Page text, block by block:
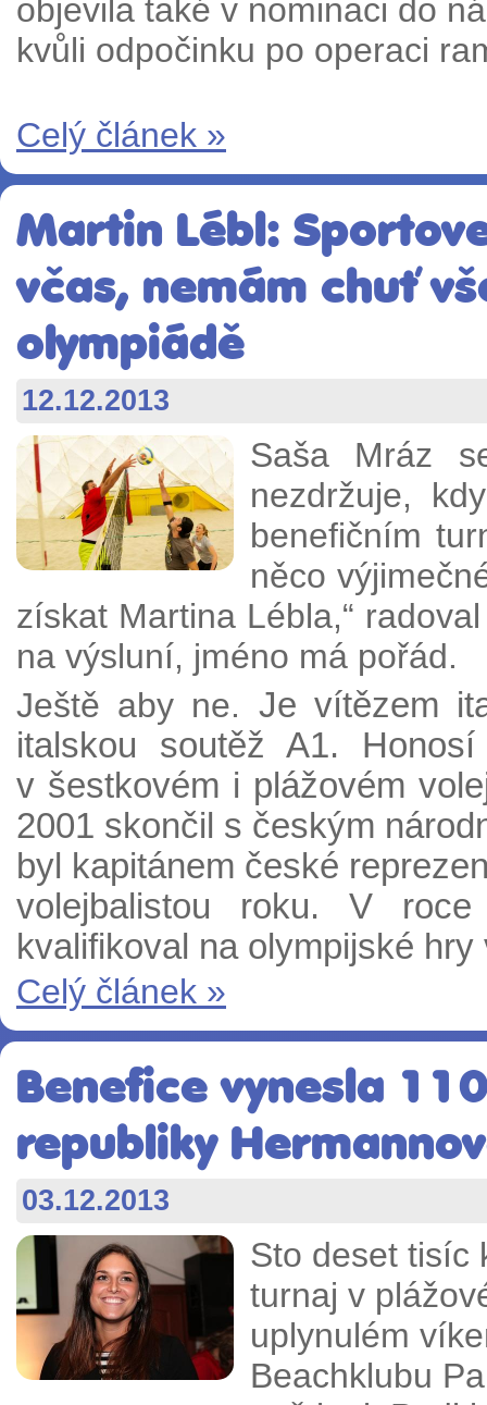
objevila také v nominaci do
kvůli odpočinku po operaci
Celý článek »
Martin Lébl:
včas, nemám chuť
olympiádě
12.12.2013
Saša Mráz
nezdržuje,
benefičním
něco
získat Martina Lébla,“
na výsluní, jméno má pořád.
Ještě aby ne. Je vítězem
italskou soutěž A1.
v šestkovém i plážovém
2001 skončil s českým
byl kapitánem české
volejbalistou roku. V
kvalifikoval na olympijské
Celý článek »
Benefice vynesla
republiky
03.12.2013
Sto deset tisíc
turnaj v
uplynulém
Beachklubu